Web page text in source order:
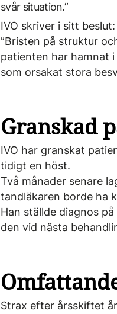
svår situation.”
IVO skriver i sitt beslut:
”Bristen på struktur
patienten har hamnat
som orsakat stora
Granskad
IVO har granskat
tidigt en höst.
Två månader senare
tandläkaren borde ha
Han ställde diagnos
den vid nästa
Strax efter årsskiftet